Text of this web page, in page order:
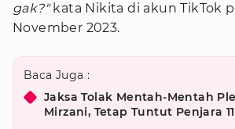
gak?"kata Nikita di akun TikTok
November 2023.
Baca Juga :
Jaksa Tolak Mentah-Mentah
Mirzani, Tetap Tuntut Penjara